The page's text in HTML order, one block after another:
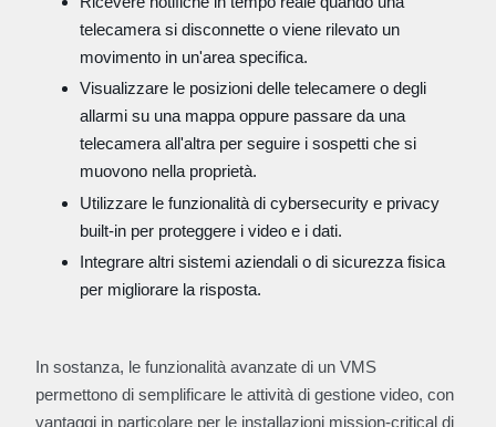
telecamera si disconnette o viene rilevato un
movimento in un'area specifica.
Visualizzare le posizioni delle telecamere o degli
allarmi su una mappa oppure passare da una
telecamera all'altra per seguire i sospetti che si
muovono nella proprietà.
Utilizzare le funzionalità di cybersecurity e privacy
built-in per proteggere i video e i dati.
Integrare altri sistemi aziendali o di sicurezza fisica
per migliorare la risposta.
In sostanza, le funzionalità avanzate di un VMS
permettono di semplificare le attività di gestione video, con
vantaggi in particolare per le installazioni mission-critical di